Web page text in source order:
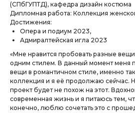
(СПбГУПТД), кафедра дизайн костюма
Дипломная работа: Коллекция
Достижения:
Опера и подиум 2023,
Адмиралтейская игла 2023
«Мне нравится пробовать разные
одним стилем. В данный момент меня
вещи в романтичном стиле, именно
коллекция и я её продолжаю сейчас.
проект будет не похож на этот.
современная жизнь и я питаюсь тем,
конечно, люблю сочетать это с